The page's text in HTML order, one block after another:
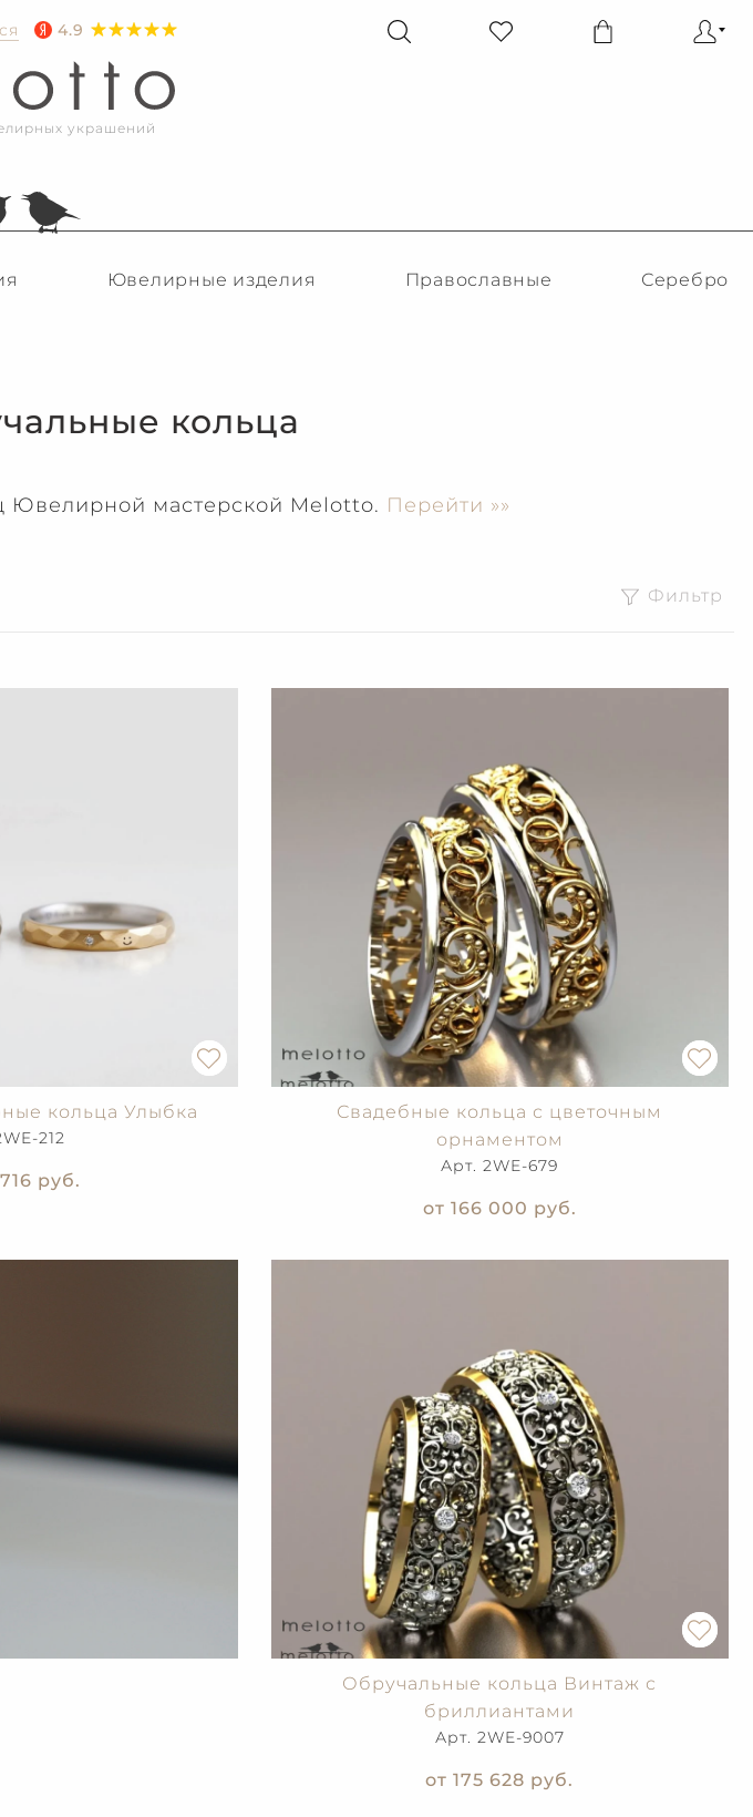
4.9
украшений
Ювелирные изделия Православные Серебро
кольца
Ювелирной мастерской Melotto. Перейти »»
Фильтр
кольца Улыбка
212
руб.
Свадебные кольца с цветочным
орнаментом
Арт. 2WE-679
от 166 000 руб.
Обручальные кольца Винтаж с
бриллиантами
Арт. 2WE-9007
от 175 628 руб.